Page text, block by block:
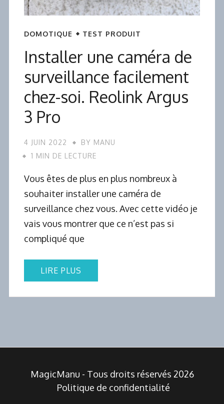
DOMOTIQUE TEST PRODUIT
Installer une caméra de
surveillance facilement
chez-soi. Reolink Argus
3 Pro
4 JUIN 2022 BY MANU
1 MIN DE LECTURE
Vous êtes de plus en plus nombreux à
souhaiter installer une caméra de
surveillance chez vous. Avec cette vidéo je
vais vous montrer que ce n’est pas si
compliqué que
LIRE PLUS
MagicManu - Tous droits réservés 2026
Politique de confidentialité